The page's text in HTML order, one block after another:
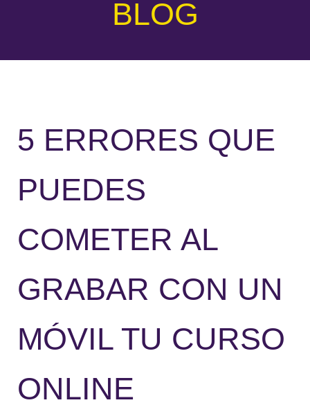
BLOG
5 ERRORES QUE
PUEDES
COMETER AL
GRABAR CON UN
MÓVIL TU CURSO
ONLINE